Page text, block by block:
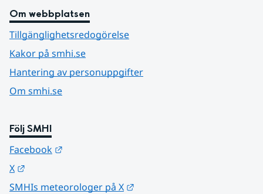
Om webbplatsen
Tillgänglighetsredogörelse
Kakor på smhi.se
Hantering av personuppgifter
Om smhi.se
Följ SMHI
Facebook
X
SMHIs meteorologer på X